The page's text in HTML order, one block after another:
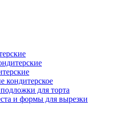
кондитерское
для торта
и формы для вырезки